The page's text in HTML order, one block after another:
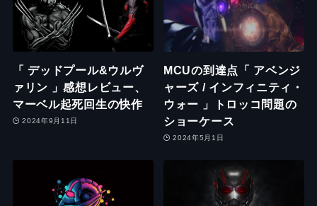
「 デッドプール&ウルヴ
ァリン 」感想レビュー、
マーベル起死回生の快作
2024年9月11日
MCUの到達点「 アベンジ
ャーズ / インフィニティ・
ウォー 」トロッコ問題の
ショーケース
2024年5月1日